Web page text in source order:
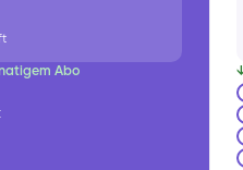
Abo